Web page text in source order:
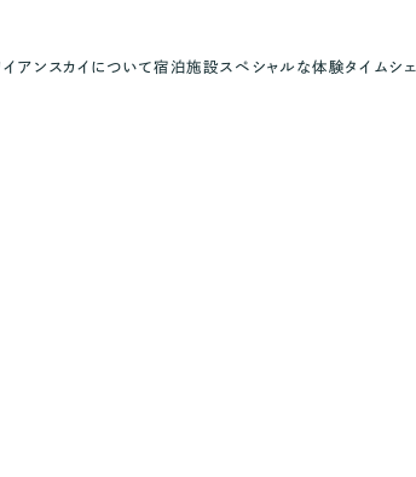
アンスカイについて宿泊施設スペシャルな体験タイムシ